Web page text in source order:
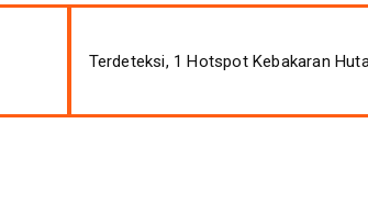
Terdeteksi, 1 Hotspot Kebakaran